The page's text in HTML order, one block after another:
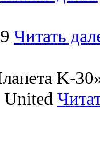
Читать
K-